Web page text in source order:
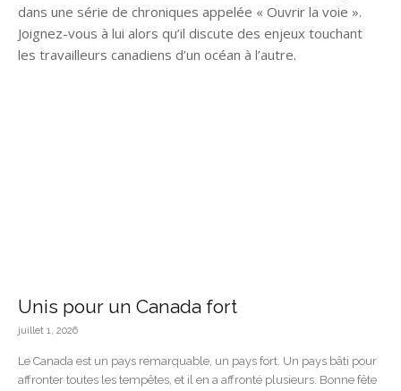
dans une série de chroniques appelée « Ouvrir la voie ».
Joignez-vous à lui alors qu’il discute des enjeux touchant
les travailleurs canadiens d’un océan à l’autre.
Unis pour un Canada fort
juillet 1, 2026
Le Canada est un pays remarquable, un pays fort. Un pays bâti pour
affronter toutes les tempêtes, et il en a affronté plusieurs. Bonne fête